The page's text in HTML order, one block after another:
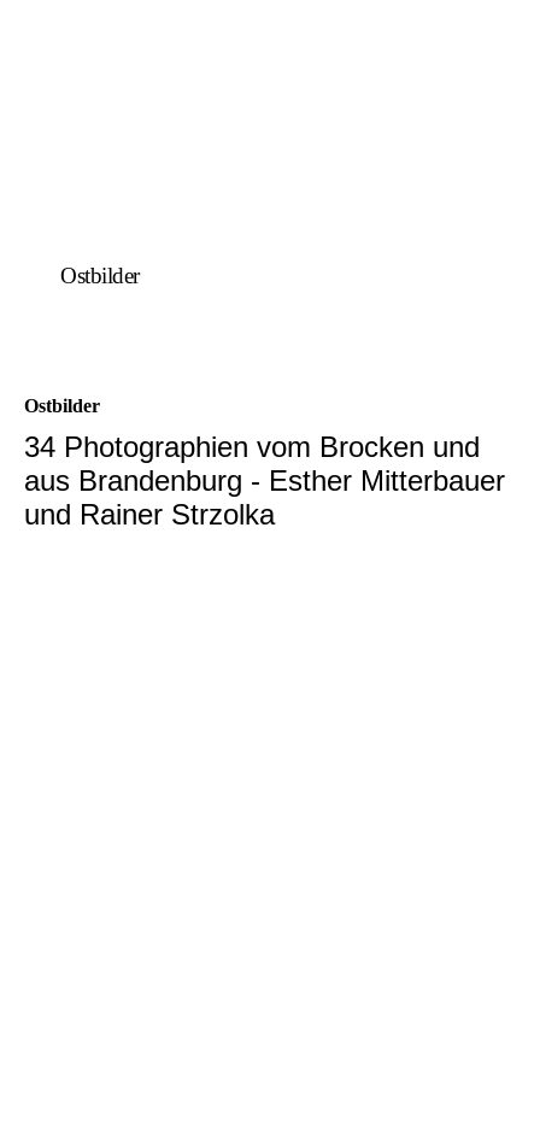
Ostbilder
Ostbilder
34 Photographien vom Brocken und
aus Brandenburg - Esther Mitterbauer
und Rainer Strzolka